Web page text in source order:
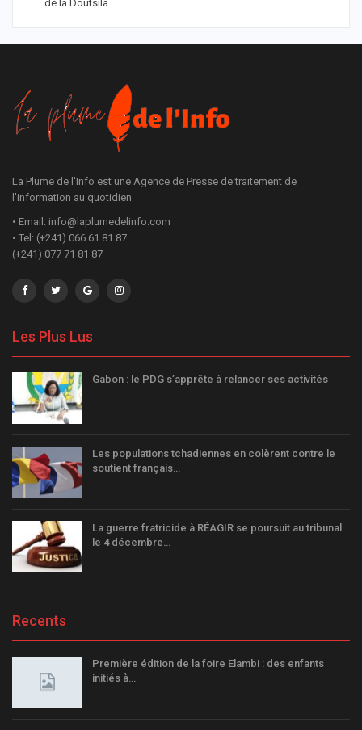
de la Doutsila
La Plume de l'Info est une Agence de Presse de traitement de
l'information au quotidien
• Email: info@laplumedelinfo.com
• Tel: (+241) 066 61 81 87
(+241) 077 71 81 87
Les Plus Lus
Gabon : le PDG s’apprête à relancer ses activités
Les populations tchadiennes en colèrent contre le
soutient français…
La guerre fratricide à RÉAGIR se poursuit au tribunal
le 4 décembre…
Recents
Première édition de la foire Elambi : des enfants
initiés à…